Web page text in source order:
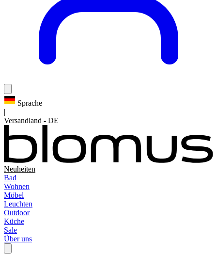
Sprache
|
Versandland - DE
Neuheiten
Bad
Wohnen
Möbel
Leuchten
Outdoor
Küche
Sale
Über uns